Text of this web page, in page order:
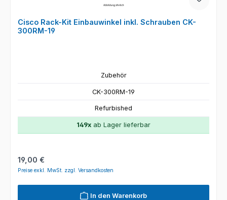
Cisco Rack-Kit Einbauwinkel inkl. Schrauben CK-
300RM-19
Zubehör
CK-300RM-19
Refurbished
149x ab Lager lieferbar
Regulärer Preis:
19,00 €
Preise exkl. MwSt. zzgl. Versandkosten
In den Warenkorb